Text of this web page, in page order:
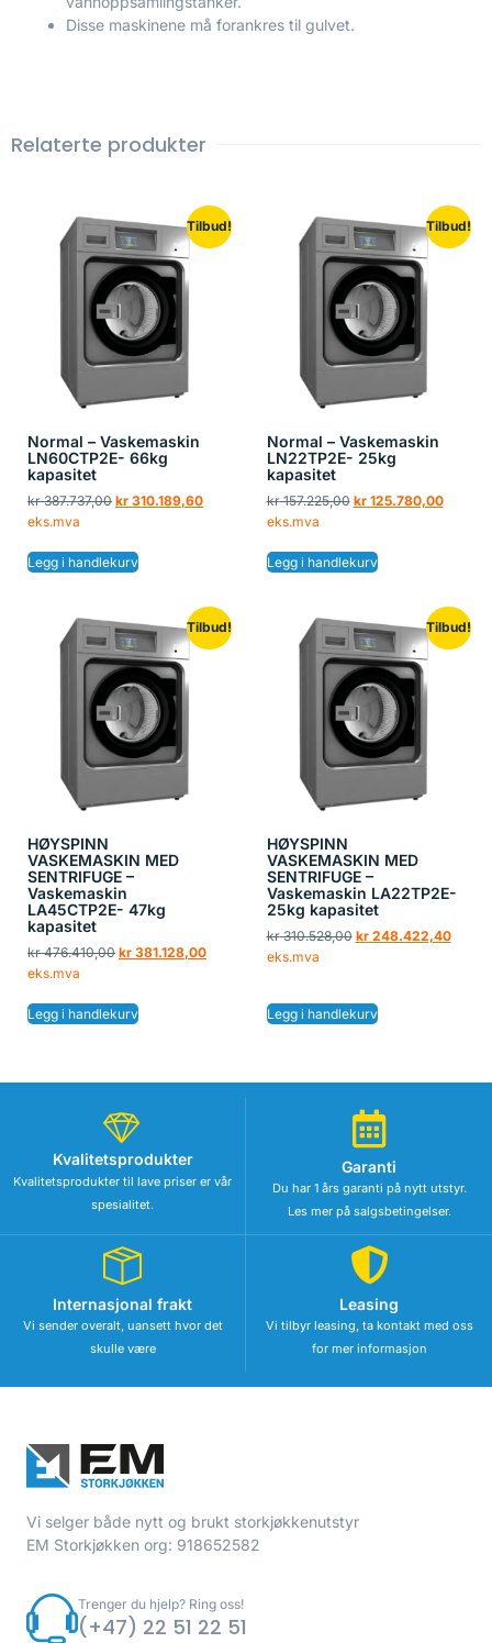
Disse maskinene må forankres til gulvet.
Relaterte produkter
Tilbud!
Normal – Vaskemaskin
LN60CTP2E- 66kg
kapasitet
kr387.737,00 kr 310.189,60
eks.mva
Legg i handlekurv
Tilbud!
Normal – Vaskemaskin
LN22TP2E- 25kg
kapasitet
kr157.225,00 kr125.780,00
eks.mva
Legg i handlekurv
Tilbud!
HØYSPINN
VASKEMASKIN MED
SENTRIFUGE –
Vaskemaskin
LA45CTP2E- 47kg
kapasitet
kr476.410,00 kr 381.128,00
eks.mva
Legg i handlekurv
Tilbud!
HØYSPINN
VASKEMASKIN MED
SENTRIFUGE –
Vaskemaskin LA22TP2E-
25kg kapasitet
kr310.528,00 kr248.422,40
eks.mva
Legg i handlekurv
Kvalitetsprodukter
Kvalitetsprodukter til lave priser er vår
spesialitet.
Garanti
Du har 1 års garanti på nytt utstyr.
Les mer på salgsbetingelser.
Internasjonal frakt
Vi sender overalt, uansett hvor det
skulle være
Leasing
Vi tilbyr leasing, ta kontakt med oss
for mer informasjon
Vi selger både nytt og brukt storkjøkkenutstyr
EM Storkjøkken org: 918652582
Trenger du hjelp? Ring oss!
(+47) 22 51 22 51